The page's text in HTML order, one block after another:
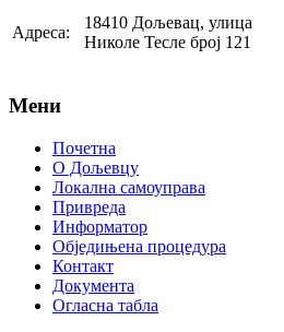
Адреса:
18410 Дољевац, улица
Николе Тесле број 121
Мени
Почетна
О Дољевцу
Локална самоуправа
Привреда
Информатор
Обједињена процедура
Контакт
Документа
Огласна табла